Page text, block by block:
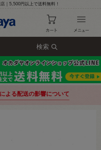
｜5,500円以上で送料無料！
検索
よる配送の影響について